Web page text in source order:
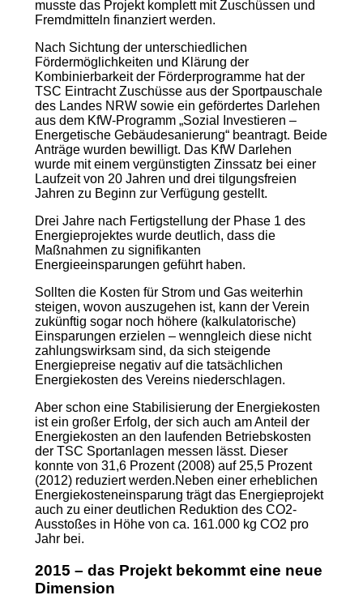
musste das Projekt komplett mit Zuschüssen und
Fremdmitteln finanziert werden.
Nach Sichtung der unterschiedlichen
Fördermöglichkeiten und Klärung der
Kombinierbarkeit der Förderprogramme hat der
TSC Eintracht Zuschüsse aus der Sportpauschale
des Landes NRW sowie ein gefördertes Darlehen
aus dem KfW-Programm „Sozial Investieren –
Energetische Gebäudesanierung“ beantragt. Beide
Anträge wurden bewilligt. Das KfW Darlehen
wurde mit einem vergünstigten Zinssatz bei einer
Laufzeit von 20 Jahren und drei tilgungsfreien
Jahren zu Beginn zur Verfügung gestellt.
Drei Jahre nach Fertigstellung der Phase 1 des
Energieprojektes wurde deutlich, dass die
Maßnahmen zu signifikanten
Energieeinsparungen geführt haben.
Sollten die Kosten für Strom und Gas weiterhin
steigen, wovon auszugehen ist, kann der Verein
zukünftig sogar noch höhere (kalkulatorische)
Einsparungen erzielen – wenngleich diese nicht
zahlungswirksam sind, da sich steigende
Energiepreise negativ auf die tatsächlichen
Energiekosten des Vereins niederschlagen.
Aber schon eine Stabilisierung der Energiekosten
ist ein großer Erfolg, der sich auch am Anteil der
Energiekosten an den laufenden Betriebskosten
der TSC Sportanlagen messen lässt. Dieser
konnte von 31,6 Prozent (2008) auf 25,5 Prozent
(2012) reduziert werden.Neben einer erheblichen
Energiekosteneinsparung trägt das Energieprojekt
auch zu einer deutlichen Reduktion des CO2-
Ausstoßes in Höhe von ca. 161.000 kg CO2 pro
Jahr bei.
2015 – das Projekt bekommt eine neue
Dimension